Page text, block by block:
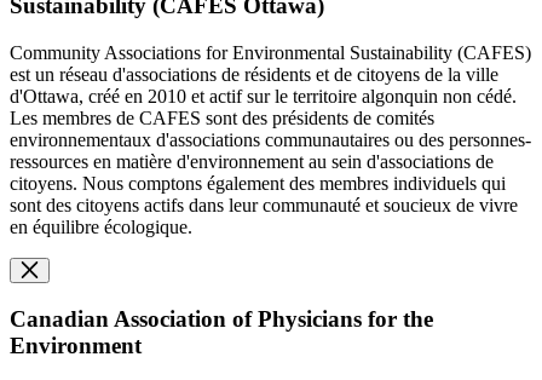
Sustainability (CAFES Ottawa)
Community Associations for Environmental Sustainability (CAFES)
est un réseau d'associations de résidents et de citoyens de la ville
d'Ottawa, créé en 2010 et actif sur le territoire algonquin non cédé.
Les membres de CAFES sont des présidents de comités
environnementaux d'associations communautaires ou des personnes-
ressources en matière d'environnement au sein d'associations de
citoyens. Nous comptons également des membres individuels qui
sont des citoyens actifs dans leur communauté et soucieux de vivre
en équilibre écologique.
Canadian Association of Physicians for the
Environment